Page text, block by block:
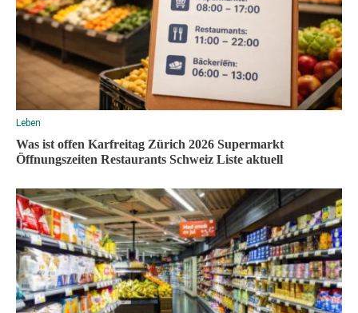
Leben
Was ist offen Karfreitag Zürich 2026 Supermarkt
Öffnungszeiten Restaurants Schweiz Liste aktuell